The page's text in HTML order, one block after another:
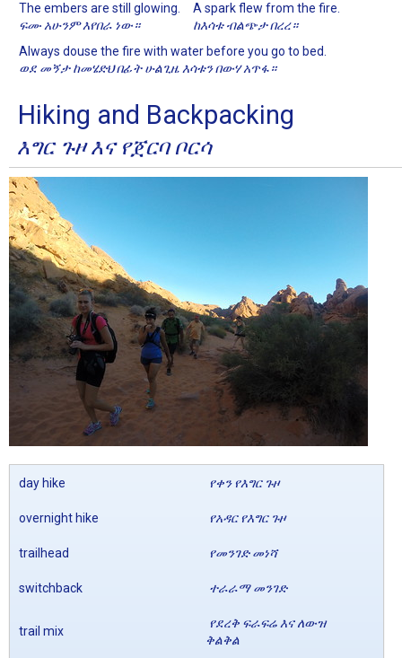
The embers are still glowing.
ፍሙ አሁንም እየበራ ነው።
A spark flew from the fire.
ከእሳቱ ብልጭታ በረረ።
Always douse the fire with water before you go to bed.
ወደ መኝታ ከመሄድህ በፊት ሁልጊዜ እሳቱን በውሃ አጥፋ።
Hiking and Backpacking
እግር ጉዞ እና የጀርባ ቦርሳ
day hike የቀን የእግር ጉዞ
overnight hike የአዳር የእግር ጉዞ
trailhead የመንገድ መነሻ
switchback ተራራማ መንገድ
trail mix
የደረቅ ፍራፍሬ እና ለውዝ
ቅልቅል